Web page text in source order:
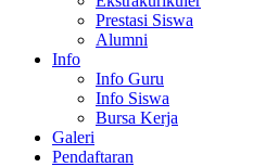
Prestasi Siswa
Alumni
Info
Info Guru
Info Siswa
Bursa Kerja
Galeri
Pendaftaran